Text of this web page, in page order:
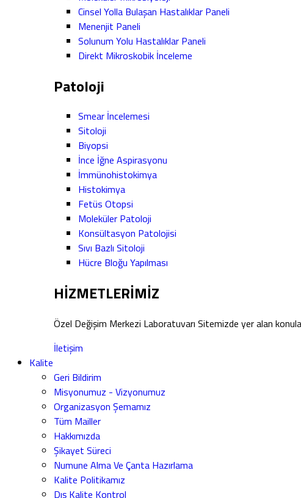
Cinsel Yolla Bulaşan Hastalıklar Paneli
Menenjit Paneli
Solunum Yolu Hastalıklar Paneli
Direkt Mikroskobik İnceleme
Patoloji
Smear İncelemesi
Sitoloji
Biyopsi
İnce İğne Aspirasyonu
İmmünohistokimya
Histokimya
Fetüs Otopsi
Moleküler Patoloji
Konsültasyon Patolojisi
Sıvı Bazlı Sitoloji
Hücre Bloğu Yapılması
HİZMETLERİMİZ
Özel Değişim Merkezi Laboratuvarı Sitemizde yer alan
İletişim
Kalite
Geri Bildirim
Misyonumuz - Vizyonumuz
Organizasyon Şemamız
Tüm Mailler
Hakkımızda
Şikayet Süreci
Numune Alma Ve Çanta Hazırlama
Kalite Politikamız
Dış Kalite Kontrol